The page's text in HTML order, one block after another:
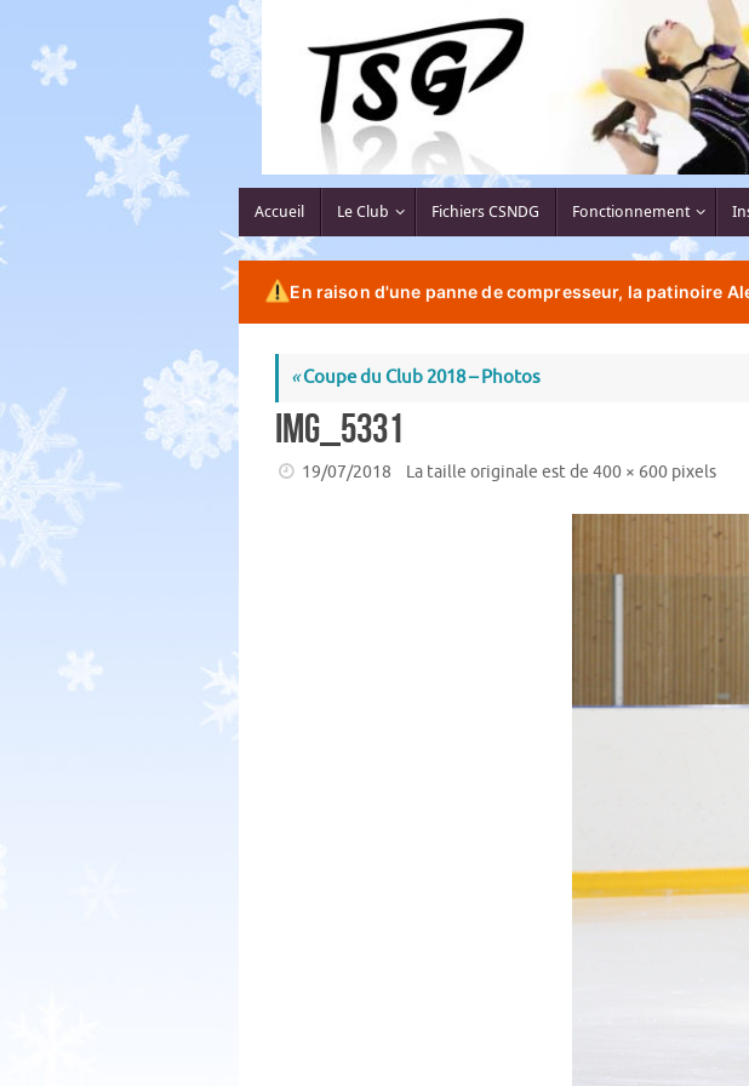
contenu
contenu
Accueil Le Club Fichiers CSNDG Fonctionnement
En raison d'une panne de compresseur, la patinoire
«Coupe du Club 2018 – Photos
IMG_5331
19/07/2018 La taille originale est de400 × 600 pixels